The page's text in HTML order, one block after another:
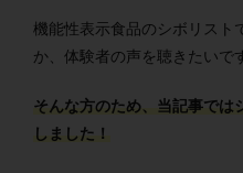
機能性表示食品のシボリスト
か、体験者の声を聴きたいで
そんな方のため、当記事では
しました！